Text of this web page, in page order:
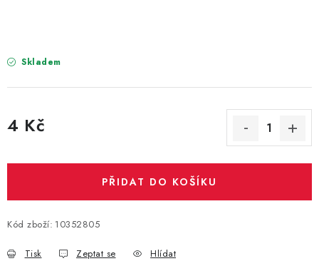
STUHY A MAŠLE
ORGANZY, STOLOVÉ ŠERPY
Kontakty
Obchodní podmínky
Skladem
4 Kč
PŘIDAT DO KOŠÍKU
Kód zboží: 10352805
Tisk Zeptat se Hlídat